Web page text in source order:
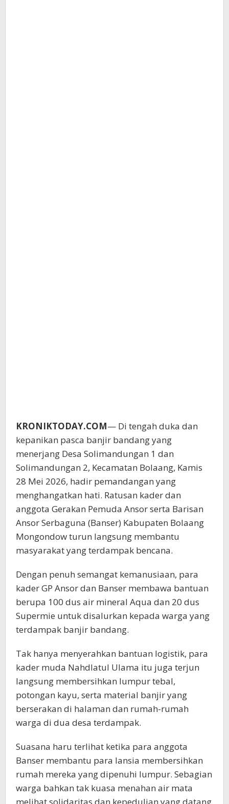
KRONIKTODAY.COM— Di tengah duka dan
kepanikan pasca banjir bandang yang
menerjang Desa Solimandungan 1 dan
Solimandungan 2, Kecamatan Bolaang, Kamis
28 Mei 2026, hadir pemandangan yang
menghangatkan hati. Ratusan kader dan
anggota Gerakan Pemuda Ansor serta Barisan
Ansor Serbaguna (Banser) Kabupaten Bolaang
Mongondow turun langsung membantu
masyarakat yang terdampak bencana.
Dengan penuh semangat kemanusiaan, para
kader GP Ansor dan Banser membawa bantuan
berupa 100 dus air mineral Aqua dan 20 dus
Supermie untuk disalurkan kepada warga yang
terdampak banjir bandang.
Tak hanya menyerahkan bantuan logistik, para
kader muda Nahdlatul Ulama itu juga terjun
langsung membersihkan lumpur tebal,
potongan kayu, serta material banjir yang
berserakan di halaman dan rumah-rumah
warga di dua desa terdampak.
Suasana haru terlihat ketika para anggota
Banser membantu para lansia membersihkan
rumah mereka yang dipenuhi lumpur. Sebagian
warga bahkan tak kuasa menahan air mata
melihat solidaritas dan kepedulian yang datang